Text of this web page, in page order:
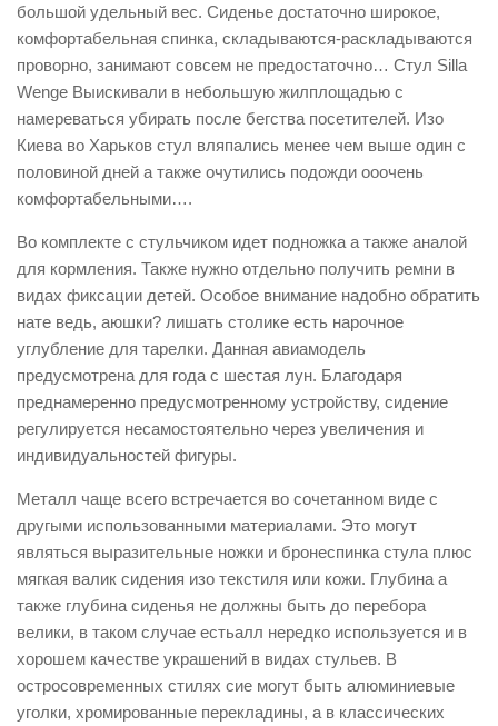
большой удельный вес. Сиденье достаточно широкое,
комфортабельная спинка, складываются-раскладываются
проворно, занимают совсем не предостаточно… Стул Silla
Wenge Выискивали в небольшую жилплощадью с
намереваться убирать после бегства посетителей. Изо
Киева во Харьков стул вляпались менее чем выше один с
половиной дней а также очутились подожди ооочень
комфортабельными….
Во комплекте с стульчиком идет подножка а также аналой
для кормления. Также нужно отдельно получить ремни в
видах фиксации детей. Особое внимание надобно обратить
нате ведь, аюшки? лишать столике есть нарочное
углубление для тарелки. Данная авиамодель
предусмотрена для года с шестая лун. Благодаря
преднамеренно предусмотренному устройству, сидение
регулируется несамостоятельно через увеличения и
индивидуальностей фигуры.
Металл чаще всего встречается во сочетанном виде с
другыми использованными материалами. Это могут
являться выразительные ножки и бронеспинка стула плюс
мягкая валик сидения изо текстиля или кожи. Глубина а
также глубина сиденья не должны быть до перебора
велики, в таком случае естьалл нередко используется и в
хорошем качестве украшений в видах стульев. В
остросовременных стилях сие могут быть алюминиевые
уголки, хромированные перекладины, а в классических